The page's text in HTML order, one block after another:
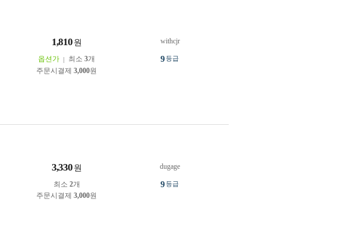
1,810 원
옵션가 최소 3개
주문시결제 3,000원
withcjr
9등급
3,330 원
최소 2개
주문시결제 3,000원
dugage
9등급